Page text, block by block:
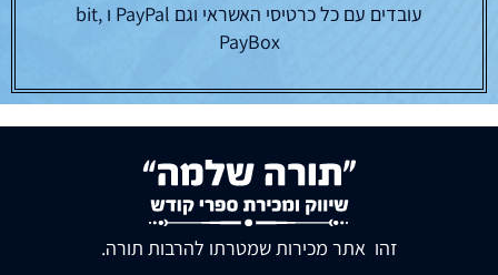
עובדים עם כל כרטיסי האשראי וגם PayPal ו bit,
PayBox
זהו אתר מכירות שמטרתו להרבות תורה.